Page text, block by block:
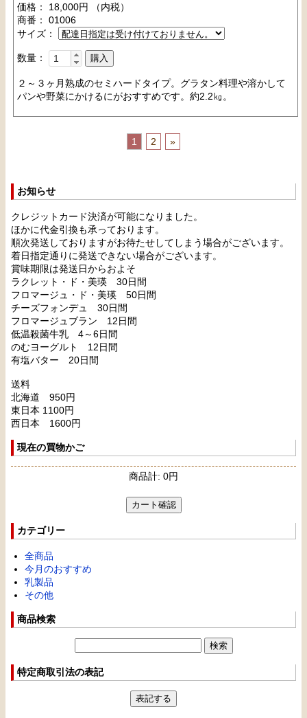
価格： 18,000円 （内税）
商番： 01006
サイズ：
数量：
２～３ヶ月熟成のセミハードタイプ。グラタン料理や溶かして
パンや野菜にかけるにがおすすめです。約2.2㎏。
1 2 »
お知らせ
クレジットカード決済が可能になりました。
ほかに代金引換も承っております。
順次発送しておりますがお待たせしてしまう場合がございます。
着日指定通りに発送できない場合がございます。
賞味期限は発送日からおよそ
ラクレット・ド・美瑛 30日間
フロマージュ・ド・美瑛 50日間
チーズフォンデュ 30日間
フロマージュブラン 12日間
低温殺菌牛乳 4～6日間
のむヨーグルト 12日間
有塩バター 20日間
送料
北海道 950円
東日本 1100円
西日本 1600円
現在の買物かご
商品計: 0円
カテゴリー
全商品
今月のおすすめ
乳製品
その他
商品検索
特定商取引法の表記